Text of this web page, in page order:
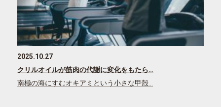
2025.10.27
クリルオイルが筋肉の代謝に変化をもたら…
南極の海にすむオキアミという小さな甲殻…